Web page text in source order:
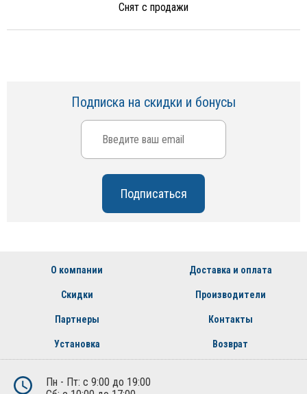
Снят с продажи
Подписка на скидки и бонусы
О компании Доставка и оплата
Скидки Производители
Партнеры Контакты
Установка Возврат
Пн - Пт: с 9:00 до 19:00